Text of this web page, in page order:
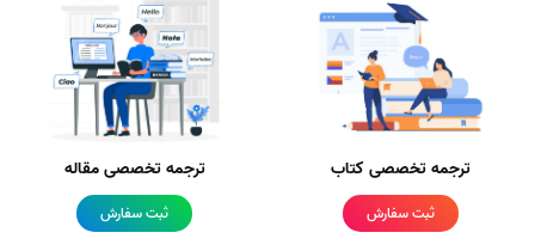
ترجمه تخصصی کتاب
ثبت سفارش
ترجمه تخصصی مقاله
ثبت سفارش